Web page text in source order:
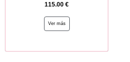
115.00 €
Ver más